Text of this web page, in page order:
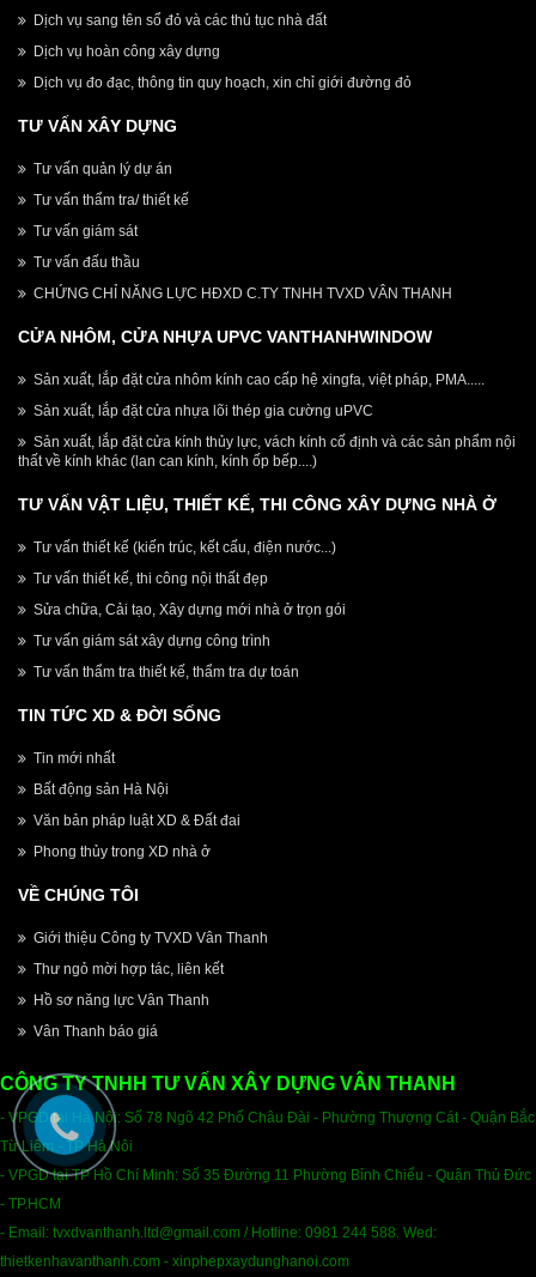
Dịch vụ sang tên sổ đỏ và các thủ tục nhà đất
Dịch vụ hoàn công xây dựng
Dịch vụ đo đạc, thông tin quy hoạch, xin chỉ giới đường đỏ
TƯ VẤN XÂY DỰNG
Tư vấn quản lý dự án
Tư vấn thẩm tra/ thiết kế
Tư vấn giám sát
Tư vấn đấu thầu
CHỨNG CHỈ NĂNG LỰC HĐXD C.TY TNHH TVXD VÂN THANH
CỬA NHÔM, CỬA NHỰA UPVC VANTHANHWINDOW
Sản xuất, lắp đặt cửa nhôm kính cao cấp hệ xingfa, việt pháp, PMA.....
Sản xuất, lắp đặt cửa nhựa lõi thép gia cường uPVC
Sản xuất, lắp đặt cửa kính thủy lực, vách kính cố định và các sản phẩm nội
thất về kính khác (lan can kính, kính ốp bếp....)
TƯ VẤN VẬT LIỆU, THIẾT KẾ, THI CÔNG XÂY DỰNG NHÀ Ở
Tư vấn thiết kế (kiến trúc, kết cấu, điện nước...)
Tư vấn thiết kế, thi công nội thất đẹp
Sửa chữa, Cải tạo, Xây dựng mới nhà ở trọn gói
Tư vấn giám sát xây dựng công trình
Tư vấn thẩm tra thiết kế, thẩm tra dự toán
TIN TỨC XD & ĐỜI SỐNG
Tin mới nhất
Bất động sản Hà Nội
Văn bản pháp luật XD & Đất đai
Phong thủy trong XD nhà ở
VỀ CHÚNG TÔI
Giới thiệu Công ty TVXD Vân Thanh
Thư ngỏ mời hợp tác, liên kết
Hồ sơ năng lực Vân Thanh
Vân Thanh báo giá
CÔNG TY TNHH TƯ VẤN XÂY DỰNG VÂN THANH
- VPGD tại Hà Nội: Số 78 Ngõ 42 Phố Châu Đài - Phường Thượng Cát - Quận Bắc
Từ Liêm - TP Hà Nôi
- VPGD tại TP Hồ Chí Minh: Số 35 Đường 11 Phường Bỉnh Chiểu - Quận Thủ Đức
- TP.HCM
- Email : tvxdvanthanh.ltd@gmail.com / Hotline: 0981 244 588. Wed:
thietkenhavanthanh.com - xinphepxaydunghanoi.com